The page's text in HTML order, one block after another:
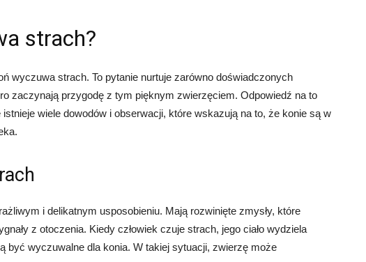
strach?
wyczuwa strach. To pytanie nurtuje zarówno doświadczonych
zaczynają przygodę z tym pięknym zwierzęciem. Odpowiedź na to
wiele dowodów i obserwacji, które wskazują na to, że konie są w
i delikatnym usposobieniu. Mają rozwinięte zmysły, które
z otoczenia. Kiedy człowiek czuje strach, jego ciało wydziela
być wyczuwalne dla konia. W takiej sytuacji, zwierzę może